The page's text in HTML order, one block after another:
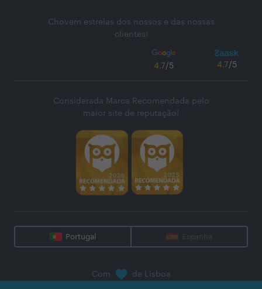
Chovem estrelas dos nossos e das nossas
clientes!
4.7/5 4.7/5
Considerada Marca Recomendada pelo
maior site de reputação!
Portugal Espanha
Com de Lisboa